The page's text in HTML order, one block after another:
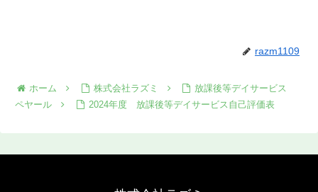
razm1109
ホーム 株式会社ラズミ
放課後等デイサービス
ペヤール
2024年度 放課後等デイサービス自己評価表